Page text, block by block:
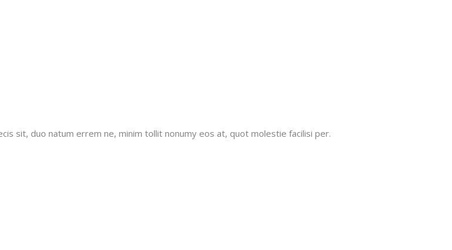
sit, duo natum errem ne, minim tollit nonumy eos at, quot molestie facilisi per.